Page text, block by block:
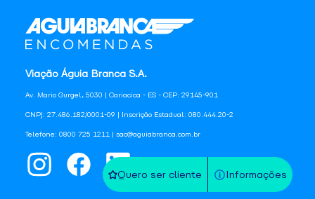
Quero ser cliente Informações
Viação Águia Branca S.A.
Av. Mario Gurgel, 5030 | Cariacica - ES - CEP: 29145-901
CNPJ: 27.486.182/0001-09 | Inscrição Estadual: 080.444.20-2
Telefone: 0800 725 1211 | sac@aguiabranca.com.br